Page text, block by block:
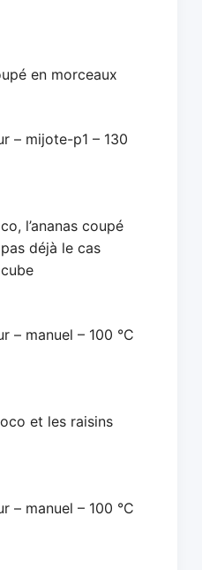
en morceaux
– mijote-p1 – 130
l’ananas coupé
déjà le cas
– manuel – 100 °C
et les raisins
– manuel – 100 °C